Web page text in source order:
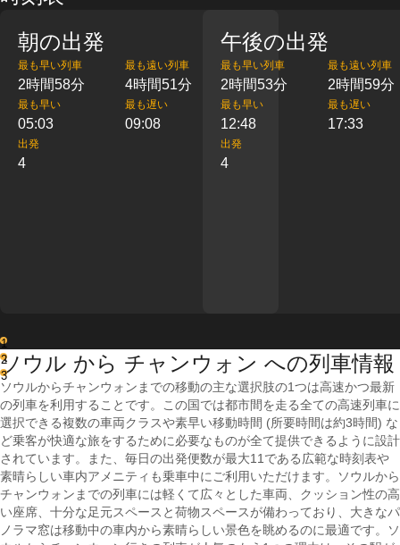
朝の出発
最も早い列車
2時間58分
最も遠い列車
4時間51分
最も早い
05:03
最も遅い
09:08
出発
4
午後の出発
最も早い列車
2時間53分
最も遠い列車
2時間59分
最も早い
12:48
最も遅い
17:33
出発
4
1
2
3
ソウル から チャンウォン への列車情報
ソウルからチャンウォンまでの移動の主な選択肢の1つは高速かつ最新
の列車を利用することです。この国では都市間を走る全ての高速列車に
選択できる複数の車両クラスや素早い移動時間 (所要時間は約3時間) な
ど乗客が快適な旅をするために必要なものが全て提供できるように設計
されています。また、毎日の出発便数が最大11である広範な時刻表や
素晴らしい車内アメニティも乗車中にご利用いただけます。ソウルから
チャンウォンまでの列車には軽くて広々とした車両、クッション性の高
い座席、十分な足元スペースと荷物スペースが備わっており、大きなパ
ノラマ窓は移動中の車内から素晴らしい景色を眺めるのに最適です。ソ